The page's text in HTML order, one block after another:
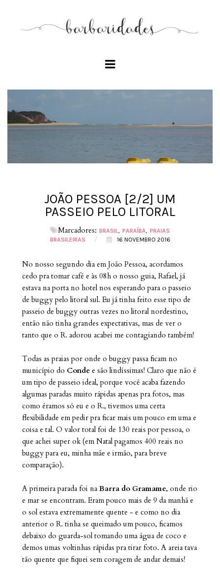
JOÃO PESSOA [2/2] UM
PASSEIO PELO LITORAL
Marcadores: BRASIL PARAÍBA
PRAIAS
BRASILEIRAS
/ 16 NOVEMBRO 2016
No nosso segundo dia em João Pessoa, acordamos
cedo pra tomar café e às 08h o nosso guia, Rafael, já
estava na porta no hotel nos esperando para o passeio
de buggy pelo litoral sul. Eu já tinha feito esse tipo de
passeio de buggy outras vezes no litoral nordestino,
então não tinha grandes expectativas, mas de ver o
tanto que o R. adorou acabei me contagiando também!
Todas as praias por onde o buggy passa ficam no
município do Conde e são lindíssimas! Claro que não é
um tipo de passeio ideal, porque você acaba fazendo
algumas paradas muito rápidas apenas pra fotos, mas
como éramos só eu e o R., tivemos uma certa
flexibilidade em pedir pra ficar mais um pouco em uma e
coisa e tal. O valor total foi de 130 reais por pessoa, o
que achei super ok (em Natal pagamos 400 reais no
buggy para eu, minha mãe e irmão, para breve
comparação).
A primeira parada foi na Barra do Gramame, onde rio
e mar se encontram. Eram pouco mais de 9 da manhã e
o sol estava extremamente quente - e como no dia
anterior o R. tinha se queimado um pouco, ficamos
debaixo do guarda-sol tomando uma água de coco e
demos umas voltinhas rápidas pra tirar foto. A areia tava
tão quente que fiquei sem coragem de andar demais!